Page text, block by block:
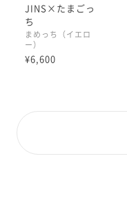
JINS×たまごっ
ち
まめっち（イエロ
ー）
¥6,600